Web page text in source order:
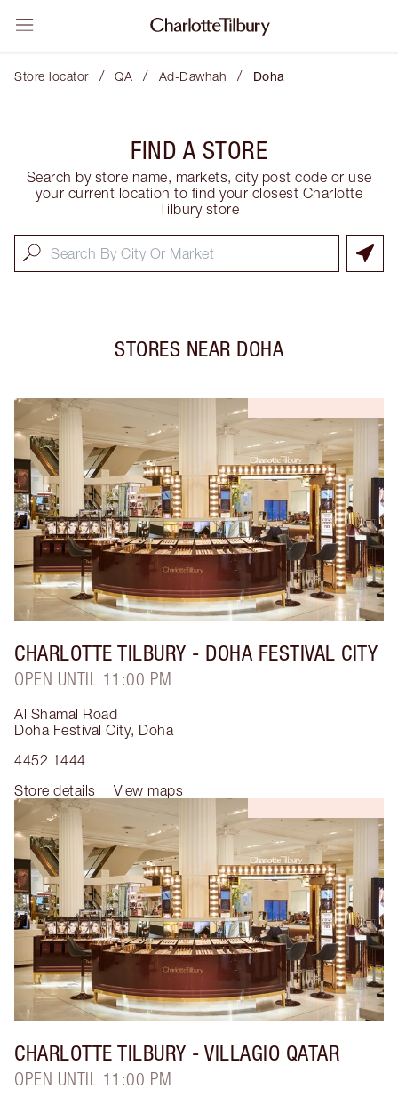
Store locator / QA / Ad-Dawhah / Doha
FIND A STORE
Search by store name, markets, city post code or use
your current location to find your closest Charlotte
Tilbury store
STORES NEAR DOHA
CHARLOTTE TILBURY - DOHA FESTIVAL CITY
OPEN UNTIL 11:00 PM
Al Shamal Road
Doha Festival City, Doha
4452 1444
Store details
View maps
CHARLOTTE TILBURY - VILLAGIO QATAR
OPEN UNTIL 11:00 PM